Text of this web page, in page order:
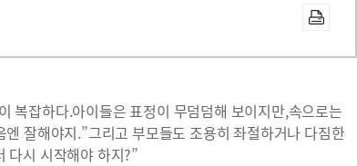
복잡하다.아이들은 표정이 무덤덤해 보이지만,속으로는
잘해야지.”그리고 부모들도 조용히 좌절하거나 다짐한
다시 시작해야 하지?”